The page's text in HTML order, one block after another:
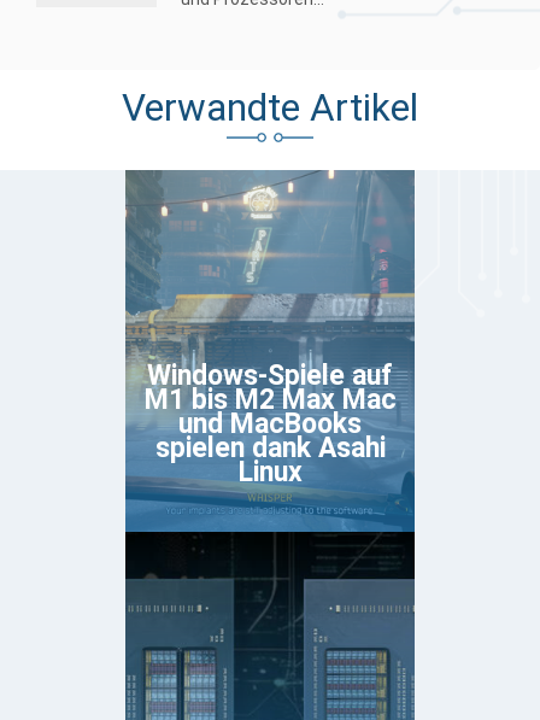
Verwandte Artikel
Windows-Spiele auf
M1 bis M2 Max Mac
und MacBooks
spielen dank Asahi
Linux